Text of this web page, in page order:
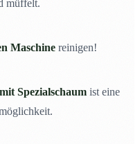
müffelt.
Maschine reinigen!
Spezialschaum ist eine